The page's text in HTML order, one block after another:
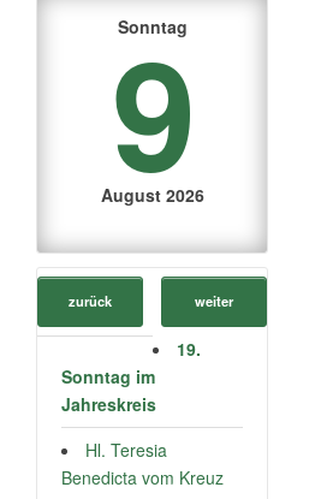
Sonntag
9
August 2026
zurück weiter
19.
Sonntag im
Jahreskreis
Hl. Teresia
Benedicta vom Kreuz